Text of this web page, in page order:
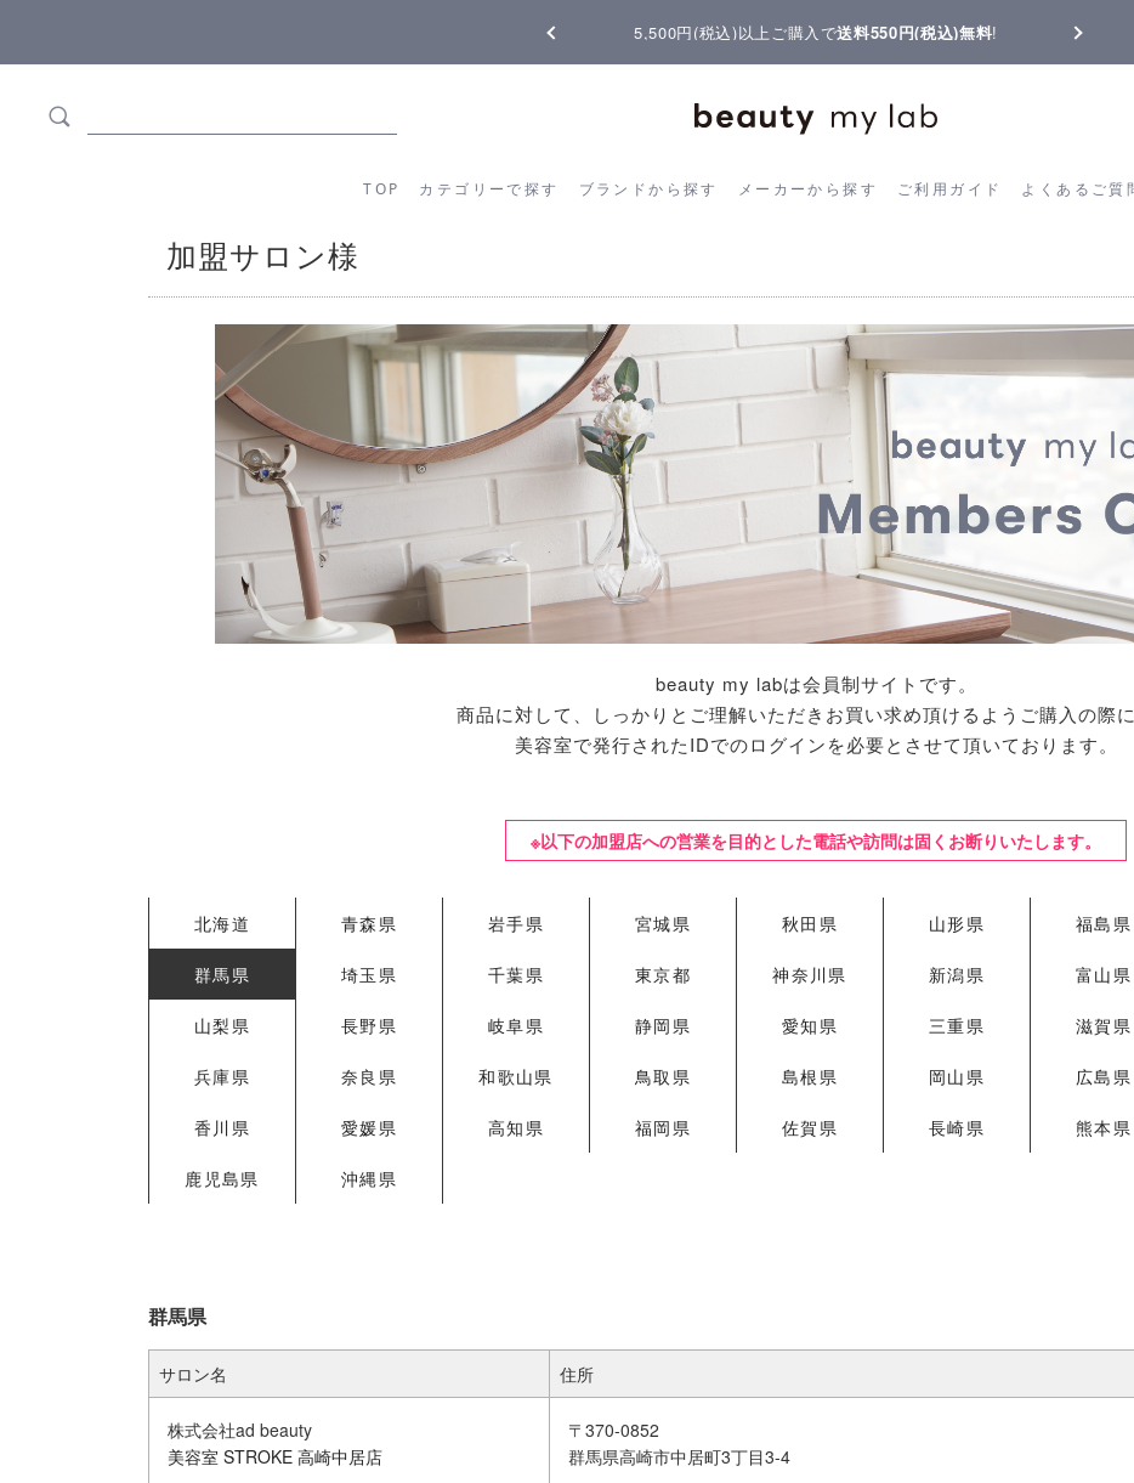
【重要】熊本地震の影響によりお届けに遅延が生じております
TOP カテゴリーで探す ブランドから探す メーカーから探す ご利用ガイド よくあるご質
カテゴリーから探す ブランドから探す メーカーから探す ご利用ガイド よくある
加盟サロン様
beauty my labは会員制サイトです。
商品に対して、しっかりとご理解いただきお買い求め頂けるようご購入の際に
美容室で発行されたIDでのログインを必要とさせて頂いております。
※以下の加盟店への営業を目的とした電話や訪問は固くお断りいたします。
北海道 青森県 岩手県 宮城県 秋田県 山形県 福島県
群馬県 埼玉県 千葉県 東京都 神奈川県 新潟県 富山県
山梨県 長野県 岐阜県 静岡県 愛知県 三重県 滋賀県
兵庫県 奈良県 和歌山県 鳥取県 島根県 岡山県 広島県
香川県 愛媛県 高知県 福岡県 佐賀県 長崎県 熊本県
鹿児島県 沖縄県
群馬県
サロン名 住所
株式会社ad beauty
美容室 STROKE 高崎中居店
〒370-0852
群馬県高崎市中居町3丁目3-4